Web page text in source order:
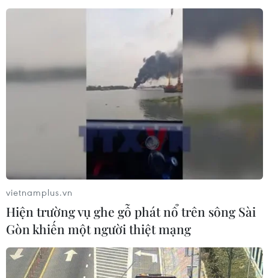
vietnamplus.vn
Hiện trường vụ ghe gỗ phát nổ trên sông Sài
Gòn khiến một người thiệt mạng